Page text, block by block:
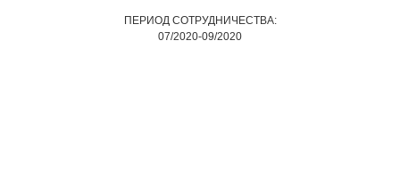
ПЕРИОД СОТРУДНИЧЕСТВА:
07/2020-09/2020